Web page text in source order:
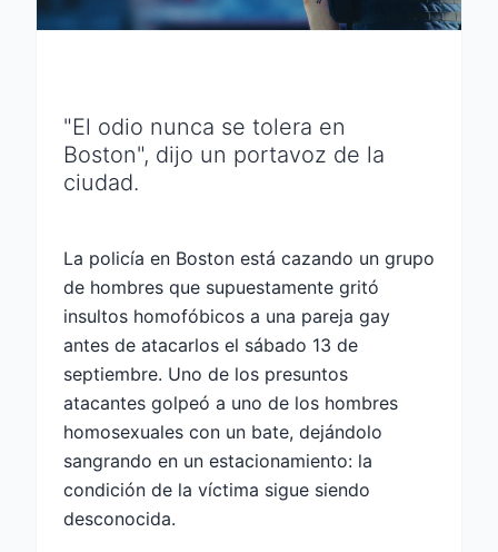
"El odio nunca se tolera en
Boston", dijo un portavoz de la
ciudad.
La policía en Boston está cazando un grupo
de hombres que supuestamente gritó
insultos homofóbicos a una pareja gay
antes de atacarlos el sábado 13 de
septiembre. Uno de los presuntos
atacantes golpeó a uno de los hombres
homosexuales con un bate, dejándolo
sangrando en un estacionamiento: la
condición de la víctima sigue siendo
desconocida.